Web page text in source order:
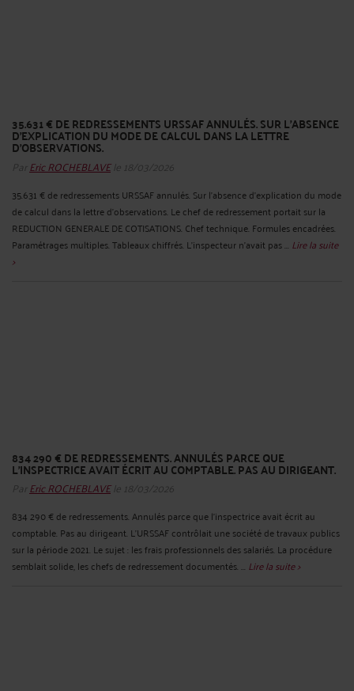
35.631 € DE REDRESSEMENTS URSSAF ANNULÉS. SUR L’ABSENCE
D’EXPLICATION DU MODE DE CALCUL DANS LA LETTRE
D’OBSERVATIONS.
Par Eric ROCHEBLAVEle 18/03/2026
35.631 € de redressements URSSAF annulés. Sur l’absence d’explication du mode
de calcul dans la lettre d’observations. Le chef de redressement portait sur la
REDUCTION GENERALE DE COTISATIONS. Chef technique. Formules encadrées.
Paramétrages multiples. Tableaux chiffrés. L'inspecteur n'avait pas ... Lire la suite
>
834 290 € DE REDRESSEMENTS. ANNULÉS PARCE QUE
L'INSPECTRICE AVAIT ÉCRIT AU COMPTABLE. PAS AU DIRIGEANT.
Par Eric ROCHEBLAVEle 18/03/2026
834 290 € de redressements. Annulés parce que l'inspectrice avait écrit au
comptable. Pas au dirigeant. L'URSSAF contrôlait une société de travaux publics
sur la période 2021. Le sujet : les frais professionnels des salariés. La procédure
semblait solide, les chefs de redressement documentés. ... Lire la suite >